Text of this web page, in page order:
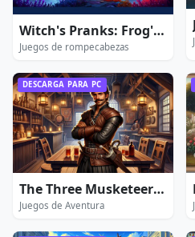
Witch's Pranks: Frog's Fortune
Juegos de rompecabezas
DESCARGA PARA PC
The Three Musketeers: Extended Edition
Juegos de Aventura